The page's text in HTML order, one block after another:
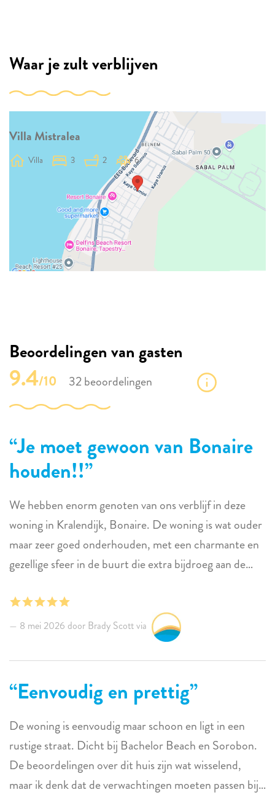
Waar je zult verblijven
Villa Mistralea
Villa 3 2 6
Beoordelingen van gasten
9.4/10 32 beoordelingen
Je moet gewoon van Bonaire
houden!!
We hebben enorm genoten van ons verblijf in deze
woning in Kralendijk, Bonaire. De woning is wat ouder
maar zeer goed onderhouden, met een charmante en
gezellige sfeer in de buurt die extra bijdroeg aan de
verzorgd en de locatie bood gemakkelijke toegang tot
zowel de stad als veel van de uitstekende duiklocaties
van Bonaire. Een onderdeel dat we vooral
waardeerden, was de uitstekende inrichting voor
duikers, inclusief voldoende mogelijkheden om
duikuitrusting af te spoelen en schoon te maken na
lange dagen in het water. De keuken was goed
uitgerust en stelde ons in staat om verschillende
maaltijden zelf te bereiden tijdens ons verblijf. Hoewel
wat extra kastruimte handig zou zijn, deed dit niets af
8 mei 2026 door Brady Scott via
Eenvoudig en prettig
De woning is eenvoudig maar schoon en ligt in een
rustige straat. Dicht bij Bachelor Beach en Sorobon.
De beoordelingen over dit huis zijn wat wisselend,
maar ik denk dat de verwachtingen moeten passen bij